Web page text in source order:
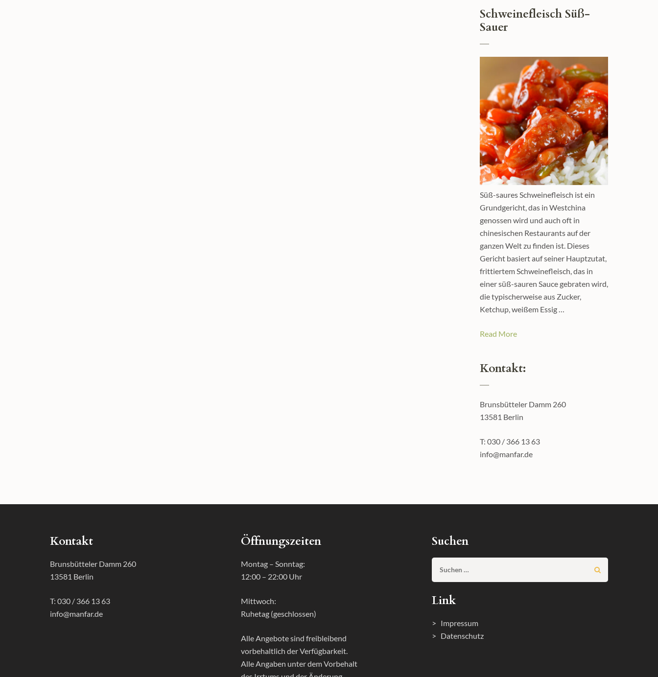
Schweinefleisch Süß-
Sauer
Süß-saures Schweinefleisch ist ein
Grundgericht, das in Westchina
genossen wird und auch oft in
chinesischen Restaurants auf der
ganzen Welt zu finden ist. Dieses
Gericht basiert auf seiner Hauptzutat,
frittiertem Schweinefleisch, das in
einer süß-sauren Sauce gebraten wird,
die typischerweise aus Zucker,
Ketchup, weißem Essig …
Read More
Kontakt:
Brunsbütteler Damm 260
13581 Berlin
T: 030 / 366 13 63
info@manfar.de
Kontakt
Brunsbütteler Damm 260
13581 Berlin
T: 030 / 366 13 63
info@manfar.de
Öffnungszeiten
Montag – Sonntag:
12:00 – 22:00 Uhr
Mittwoch:
Ruhetag (geschlossen)
Alle Angebote sind freibleibend
vorbehaltlich der Verfügbarkeit.
Alle Angaben unter dem Vorbehalt
Suchen
Suchen
nach:
Link
> Impressum
> Datenschutz